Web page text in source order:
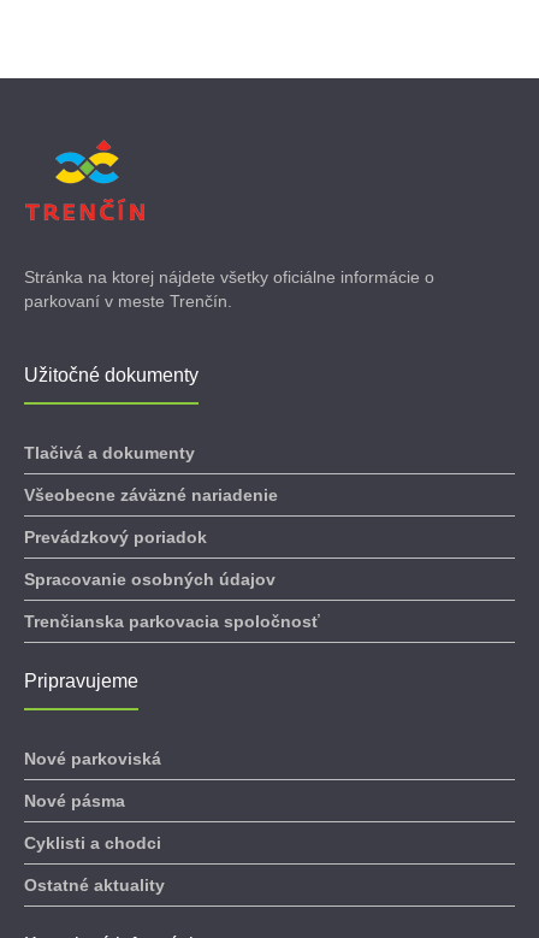
Stránka na ktorej nájdete všetky oficiálne informácie o
parkovaní v meste Trenčín.
Užitočné dokumenty
Tlačivá a dokumenty
Všeobecne záväzné nariadenie
Prevádzkový poriadok
Spracovanie osobných údajov
Trenčianska parkovacia spoločnosť
Pripravujeme
Nové parkoviská
Nové pásma
Cyklisti a chodci
Ostatné aktuality